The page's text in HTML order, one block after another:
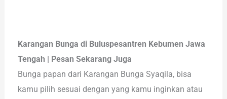
Karangan Bunga di Buluspesantren Kebumen Jawa
Tengah | Pesan Sekarang Juga
Bunga papan dari Karangan Bunga Syaqila, bisa
kamu pilih sesuai dengan yang kamu inginkan atau